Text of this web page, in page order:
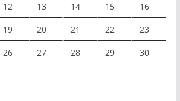
12 13 14 15 16
19 20 21 22 23
26 27 28 29 30